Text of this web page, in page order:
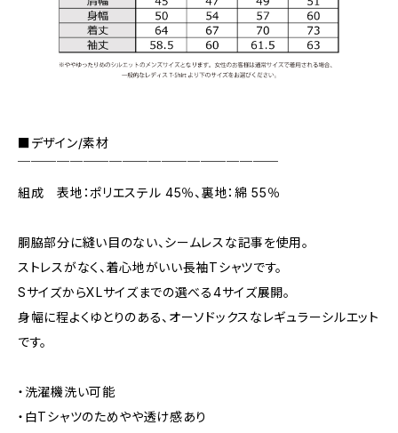
■デザイン/素材
組成 表地：ポリエステル 45％、裏地：綿 55％
胴脇部分に縫い目のない、シームレスな記事を使用。
ストレスがなく、着心地がいい長袖Tシャツです。
SサイズからXLサイズまでの選べる4サイズ展開。
身幅に程よくゆとりのある、オーソドックスなレギュラーシルエット
です。
・洗濯機洗い可能
・白Tシャツのためやや透け感あり